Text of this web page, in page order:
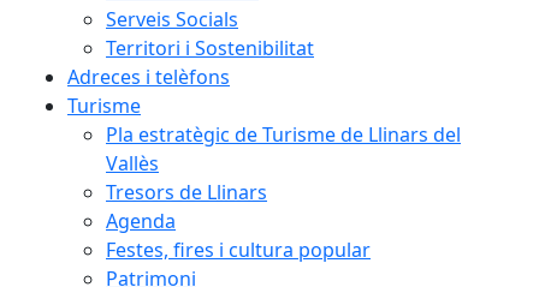
Serveis Socials
Territori i Sostenibilitat
Adreces i telèfons
Turisme
Pla estratègic de Turisme de Llinars del
Vallès
Tresors de Llinars
Agenda
Festes, fires i cultura popular
Patrimoni